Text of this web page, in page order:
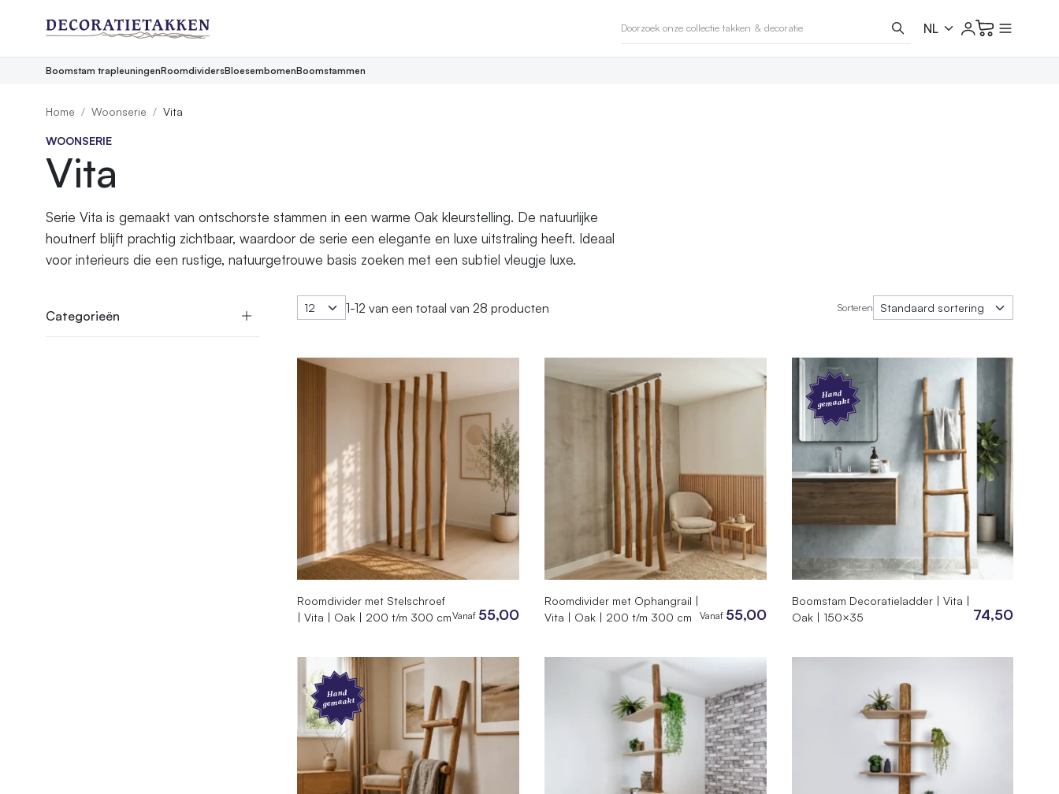
Boomstam trapleuningenRoomdividersBloesembomenBoomstammen
Home Woonserie Vita
WOONSERIE
Vita
Serie Vita is gemaakt van ontschorste stammen in een warme Oak kleurstelling. De natuurlijke
houtnerf blijft prachtig zichtbaar, waardoor de serie een elegante en luxe uitstraling heeft. Ideaal
voor interieurs die een rustige, natuurgetrouwe basis zoeken met een subtiel vleugje luxe.
Categorieën
1-12 van een totaal van 28 producten Sorteren
Roomdivider met Stelschroef
| Vita | Oak | 200 t/m 300 cmVanaf 55,00
Roomdivider met Ophangrail |
Vita | Oak | 200 t/m 300 cm
Vanaf 55,00
Hand
gemaakt
Boomstam Decoratieladder | Vita |
Oak | 150×35
74,50
Hand
gemaakt